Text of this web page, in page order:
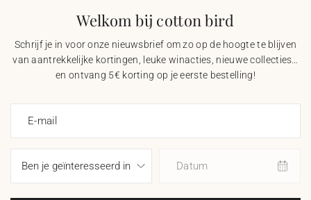
Welkom bij cotton bird
Schrijf je in voor onze nieuwsbrief om zo op de hoogte te blijven
van aantrekkelijke kortingen, leuke winacties, nieuwe collecties…
en ontvang 5€ korting op je eerste bestelling!
E-mail
Datum